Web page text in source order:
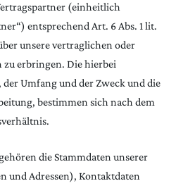
(einheitlich
entsprechend Art. 6 Abs. 1 lit.
unsere vertraglichen oder
erbringen. Die hierbei
Umfang und der Zweck und die
bestimmen sich nach dem
die Stammdaten unserer
und Adressen), Kontaktdaten